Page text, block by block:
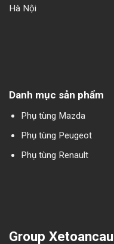
Hà Nội
Danh mục sản phẩm
Phụ tùng Mazda
Phụ tùng Peugeot
Phụ tùng Renault
Group Xetoancau